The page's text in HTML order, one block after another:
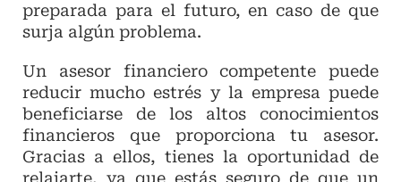
preparada para el futuro, en caso de que
surja algún problema.
Un asesor financiero competente puede
reducir mucho estrés y la empresa puede
beneficiarse de los altos conocimientos
financieros que proporciona tu asesor.
Gracias a ellos, tienes la oportunidad de